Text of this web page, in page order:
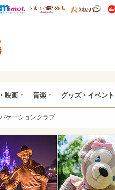
レぴあ総研 ディズニー特集
mimot. うまいめし
映画 音楽 グッズ・イベント
バケーションクラブ